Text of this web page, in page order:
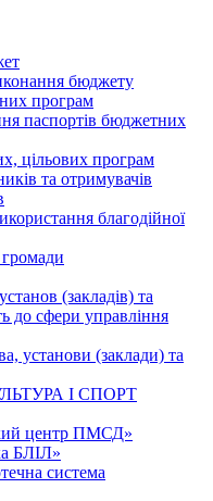
бюджету
програм
паспортів бюджетних
цільових програм
та отримувачів
благодійної
(закладів) та
до сфери управління
установи (заклади) та
І СПОРТ
центр ПМСД»
БЛІЛ»
система